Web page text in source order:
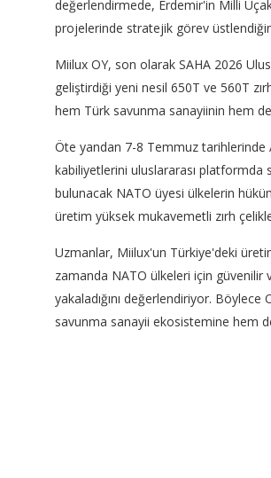
değerlendirmede, Erdemir'in Milli
projelerinde stratejik görev
Miilux OY, son olarak SAHA 2026
geliştirdiği yeni nesil 650T ve 560T
hem Türk savunma sanayiinin hem
Öte yandan 7-8 Temmuz tarihlerinde
kabiliyetlerini uluslararası platformda
bulunacak NATO üyesi ülkelerin
üretim yüksek mukavemetli zırh
Uzmanlar, Miilux'un Türkiye'deki
zamanda NATO ülkeleri için
yakaladığını değerlendiriyor. Böylece
savunma sanayii ekosistemine hem